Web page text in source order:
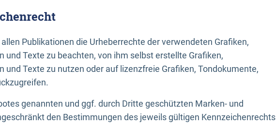
Publikationen die Urheberrechte der verwendeten Grafiken,
und Texte zu beachten, von ihm selbst erstellte Grafiken,
und Texte zu nutzen oder auf lizenzfreie Grafiken, Tondokumente,
genannten und ggf. durch Dritte geschützten Marken- und
den Bestimmungen des jeweils gültigen Kennzeichenrechts